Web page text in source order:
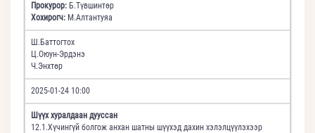
Прокурор: Б.Түвшинтөр
Хохирогч: М.Алтантуяа
Ш.Баттогтох
Ц.Оюун-Эрдэнэ
Ч.Энхтөр
2025-01-24 10:00
Шүүх хуралдаан дууссан
12.1.Хүчингүй болгож анхан шатны шүүхэд дахин хэлэлцүүлэхээр